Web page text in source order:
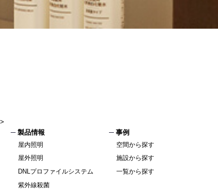
>
製品情報
屋内照明
屋外照明
DNLプロファイルシステム
紫外線殺菌
事例
空間から探す
施設から探す
一覧から探す